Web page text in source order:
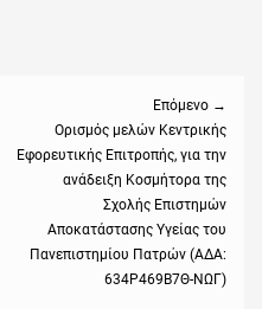
Επόμενο →
post:
Ορισμός μελών Κεντρικής
Εφορευτικής Επιτροπής, για την
ανάδειξη Κοσμήτορα της
Σχολής Επιστημών
Αποκατάστασης Υγείας του
Πανεπιστημίου Πατρών (ΑΔΑ:
634Ρ469Β7Θ-ΝΩΓ)